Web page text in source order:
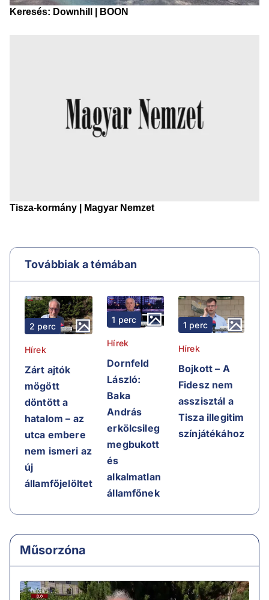
Továbbiak a témában
2 perc
Hírek
Zárt ajtók
mögött
döntött a
hatalom – az
utca embere
nem ismeri az
új
államfőjelöltet
1 perc
Hírek
Dornfeld
László:
Baka
András
erkölcsileg
megbukott
és
alkalmatlan
államfőnek
1 perc
Hírek
Bojkott – A
Fidesz nem
asszisztál a
Tisza illegitim
színjátékához
Műsorzóna